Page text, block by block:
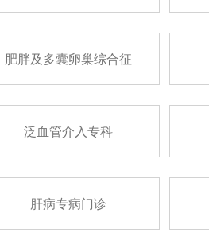
肥胖及多囊卵巢综合征
泛血管介入专科
肝病专病门诊